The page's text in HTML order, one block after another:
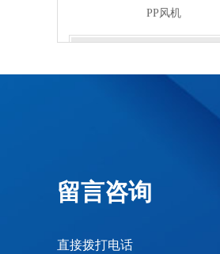
不锈钢风机
留言咨询
直接拨打电话